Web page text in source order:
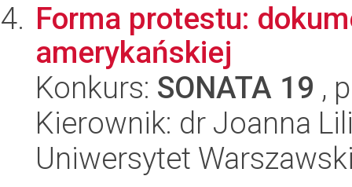
Forma protestu:
amerykańskiej
Konkurs: SONATA 19 ,
Kierownik: dr Joanna
Uniwersytet